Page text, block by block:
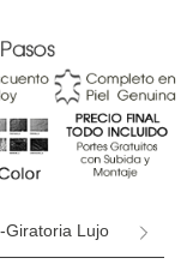
Giratoria Lujo